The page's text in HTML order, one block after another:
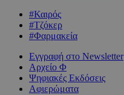
#Καιρός
#Τζόκερ
#Φαρμακεία
Εγγραφή στο Newsletter
Αρχείο Φ
Ψηφιακές Εκδόσεις
Αφιερώματα